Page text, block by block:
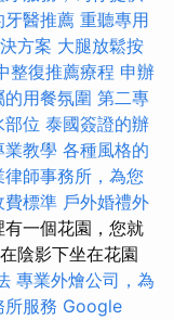
牙醫推薦 重聽專用
方案 大腿放鬆按
整復推薦療程 申辦
用餐氛圍 第二專
部位 泰國簽證的辦
業教學 各種風格的
律師事務所，為您
費標準 戶外婚禮外
一個花園，您就
陰影下坐在花園
專業外燴公司，為
所服務 Google